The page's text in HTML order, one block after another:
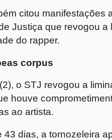
citou manifestações
Justiça que revogou
do rapper.
corpus
o STJ revogou a
houve
ao artista.
43 dias, a tornozeleira